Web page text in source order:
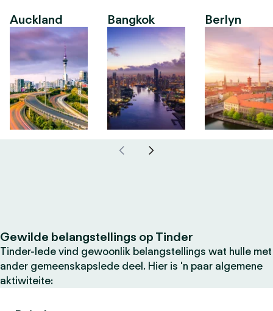
Auckland Bangkok Berlyn
Gewilde belangstellings op Tinder
Tinder-lede vind gewoonlik belangstellings wat hulle met
ander gemeenskapslede deel. Hier is 'n paar algemene
aktiwiteite: